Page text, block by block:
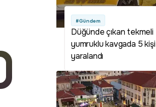
#Gündem
Düğünde çıkan tekmeli
yumruklu kavgada 5 kişi
yaralandı